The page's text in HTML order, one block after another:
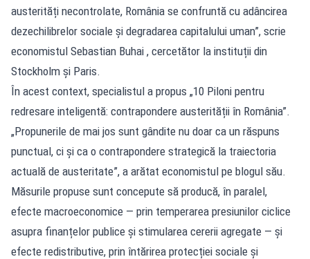
austerități necontrolate, România se confruntă cu adâncirea
dezechilibrelor sociale și degradarea capitalului uman”, scrie
economistul Sebastian Buhai , cercetător la instituții din
Stockholm și Paris.
În acest context, specialistul a propus „10 Piloni pentru
redresare inteligentă: contrapondere austerității în România”.
„Propunerile de mai jos sunt gândite nu doar ca un răspuns
punctual, ci și ca o contrapondere strategică la traiectoria
actuală de austeritate”, a arătat economistul pe blogul său.
Măsurile propuse sunt concepute să producă, în paralel,
efecte macroeconomice — prin temperarea presiunilor ciclice
asupra finanțelor publice și stimularea cererii agregate — și
efecte redistributive, prin întărirea protecției sociale și